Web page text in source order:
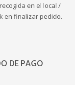
en el local /
en finalizar pedido.
DE PAGO